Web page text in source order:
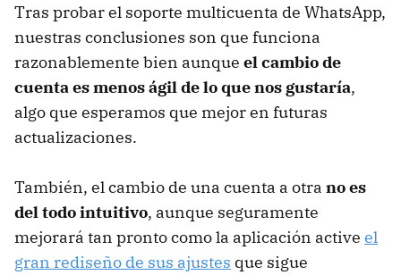
Tras probar el soporte multicuenta de WhatsApp,
nuestras conclusiones son que funciona
razonablemente bien aunque el cambio de
cuenta es menos ágil de lo que nos gustaría,
algo que esperamos que mejor en futuras
actualizaciones.
También, el cambio de una cuenta a otra no es
del todo intuitivo, aunque seguramente
mejorará tan pronto como la aplicación active el
gran rediseño de sus ajustes que sigue